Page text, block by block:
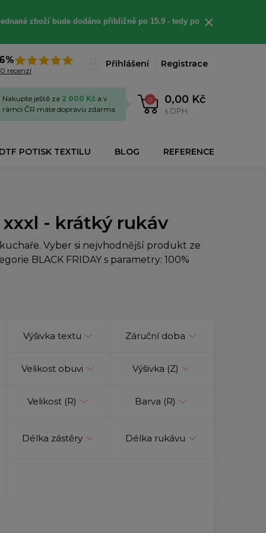
zboží bude dodáno přibližně po 15.9 - tedy po ×
recenzí
Přihlášení Registrace
0 0,00 Kč
s DPH
Nakupte ještě za 2 000 Kč a v
rámci ČR máte dopravu zdarma.
POTISK TEXTILU BLOG REFERENCE
xxxl - krátký rukáv
Vyber si nejvhodnější produkt ze
BLACK FRIDAY s parametry: 100%
Výšivka textu Záruční doba
Velikost obuvi Výšivka (Z)
Velikost (R) Barva (R)
Délka zástěry Délka rukávu